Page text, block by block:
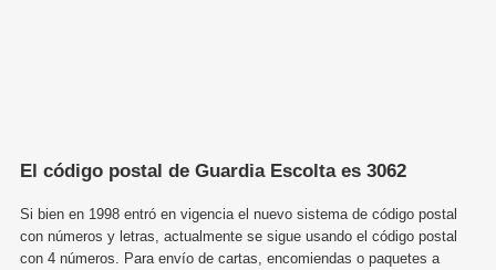
El código postal de Guardia Escolta es 3062
Si bien en 1998 entró en vigencia el nuevo sistema de código postal
con números y letras, actualmente se sigue usando el código postal
con 4 números. Para envío de cartas, encomiendas o paquetes a